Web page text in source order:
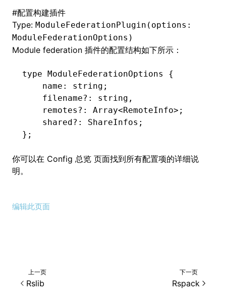
#配置构建插件
Type: ModuleFederationPlugin(options:
ModuleFederationOptions)
Module federation 插件的配置结构如下所示：
type ModuleFederationOptions
{
    name: string;
    filename
?: string ,
    remotes
?: Array<RemoteInfo> ;
    shared
?:
ShareInfos;
};
你可以在 Config 总览 页面找到所有配置项的详细说
明。
编辑此页面
上一页
Rslib
下一页
Rspack